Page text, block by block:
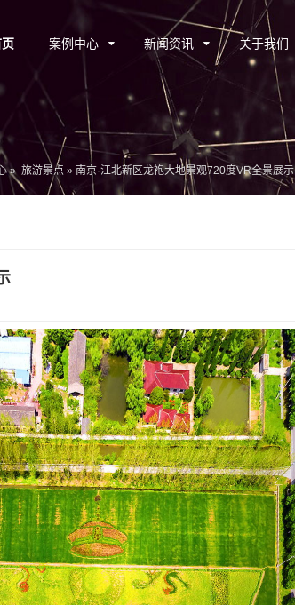
案例中心 新闻资讯 关于我们
» 旅游景点 » 南京·江北新区龙袍大地景观720度VR全景展示